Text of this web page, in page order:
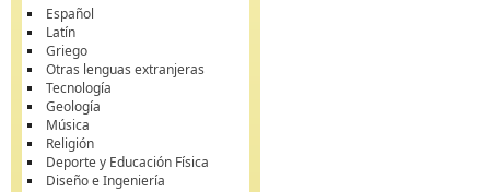
Español
Latín
Griego
Otras lenguas extranjeras
Tecnología
Geología
Música
Religión
Deporte y Educación Física
Diseño e Ingeniería